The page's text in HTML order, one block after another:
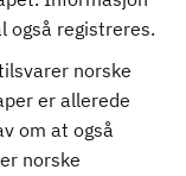
også registreres.
norske
er allerede
om at også
norske